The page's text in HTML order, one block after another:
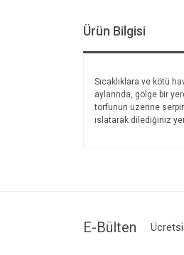
Ürün Bilgisi
Sıcaklıklara ve kötü
aylarında, gölge bir
torfunun üzerine
ıslatarak dilediğiniz
E-Bülten